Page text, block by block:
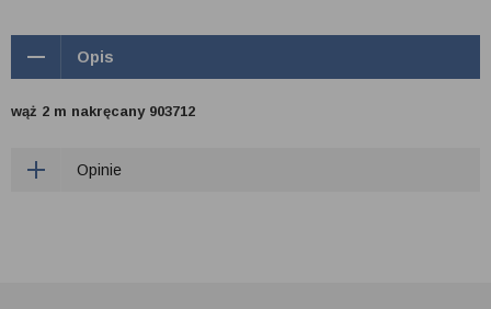
Opis
wąż 2 m nakręcany 903712
Opinie